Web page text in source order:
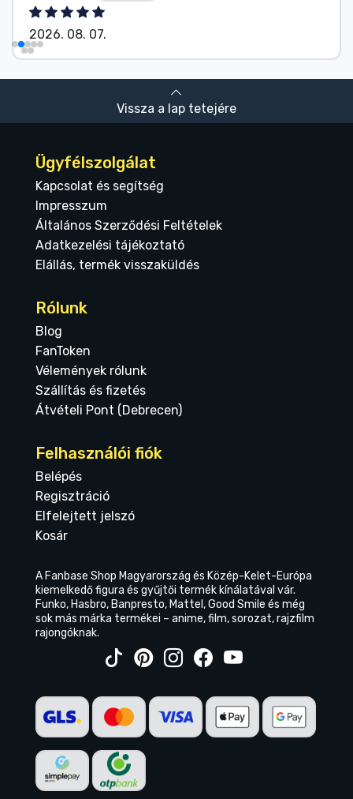
2026. 08. 07.
Vissza a lap tetejére
Ügyfélszolgálat
Kapcsolat és segítség
Impresszum
Általános Szerződési Feltételek
Adatkezelési tájékoztató
Elállás, termék visszaküldés
Rólunk
Blog
FanToken
Vélemények rólunk
Szállítás és fizetés
Átvételi Pont (Debrecen)
Felhasználói fiók
Belépés
Regisztráció
Elfelejtett jelszó
Kosár
A Fanbase Shop Magyarország és Közép-Kelet-Európa
kiemelkedő figura és gyűjtői termék kínálatával vár.
Funko, Hasbro, Banpresto, Mattel, Good Smile és még
sok más márka termékei – anime, film, sorozat, rajzfilm
rajongóknak.